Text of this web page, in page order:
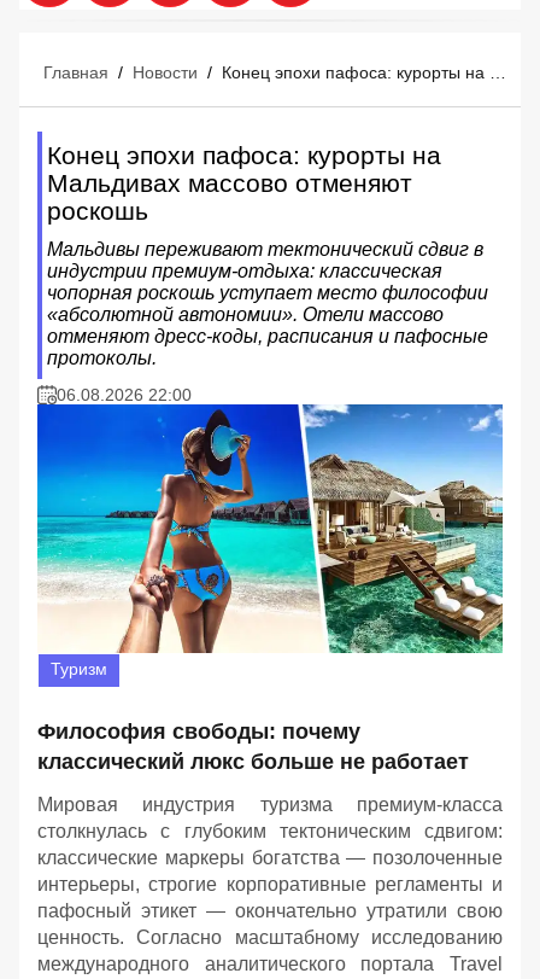
Главная / Новости / Конец эпохи пафоса: курорты на Мальдивах массово отменяют роскошь
Конец эпохи пафоса: курорты на
Мальдивах массово отменяют
роскошь
Мальдивы переживают тектонический сдвиг в
индустрии премиум-отдыха: классическая
чопорная роскошь уступает место философии
«абсолютной автономии». Отели массово
отменяют дресс-коды, расписания и пафосные
протоколы.
06.08.2026 22:00
Туризм
Философия свободы: почему
классический люкс больше не работает
Мировая индустрия туризма премиум-класса
столкнулась с глубоким тектоническим сдвигом:
классические маркеры богатства — позолоченные
интерьеры, строгие корпоративные регламенты и
пафосный этикет — окончательно утратили свою
ценность. Согласно масштабному исследованию
международного аналитического портала Travel